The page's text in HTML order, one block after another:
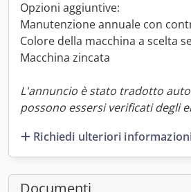
Opzioni aggiuntive:
Manutenzione annuale con
Colore della macchina a scelta
Macchina zincata
L'annuncio è stato tradotto
possono essersi verificati degli
Richiedi ulteriori
Documenti